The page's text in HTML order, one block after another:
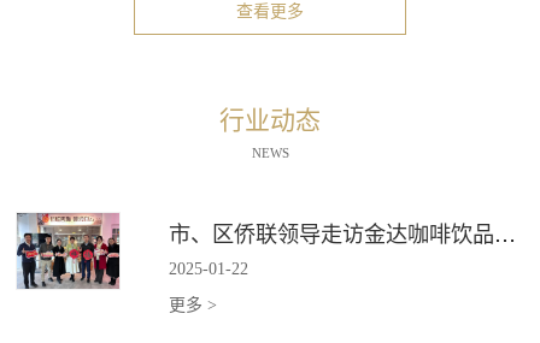
查看更多
行业动态
NEWS
市、区侨联领导走访金达咖啡饮品城"新侨之家"
2025-01-22
更多 >